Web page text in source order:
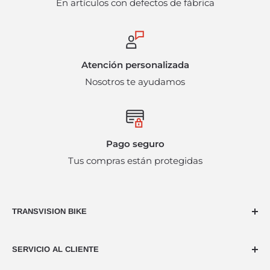
incurrir en cargos administrativos adicionales. Bajo
En artículos con defectos de fábrica
Atención personalizada
Nosotros te ayudamos
Pago seguro
Tus compras están protegidas
TRANSVISION BIKE
nuestra naturaleza es la pasión por usar dos ruedas,
SERVICIO AL CLIENTE